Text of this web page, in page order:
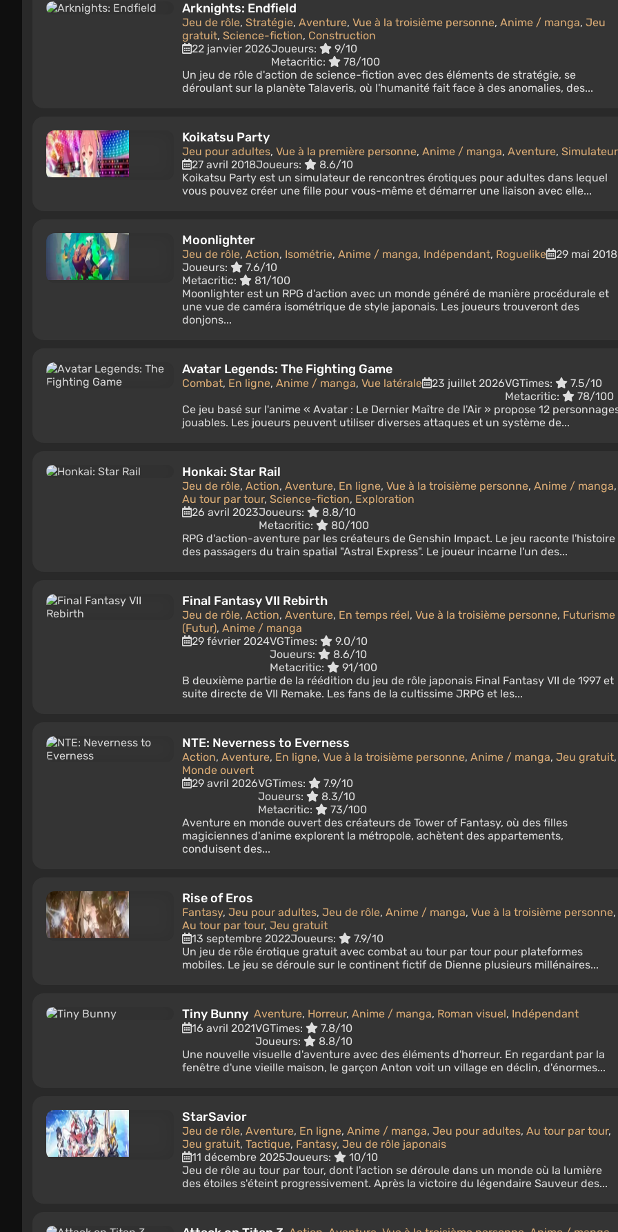
Arknights: Endfield
Jeu de rôle, Stratégie, Aventure, Vue à la troisième personne, Anime / manga, Jeu
gratuit, Science-fiction, Construction
22 janvier 2026Joueurs:
9/10
Metacritic:
78/100
Un jeu de rôle d'action de science-fiction avec des éléments de stratégie, se
déroulant sur la planète Talaveris, où l'humanité fait face à des anomalies, des...
Koikatsu Party
Jeu pour adultes, Vue à la première personne, Anime / manga, Aventure, Simulateur
27 avril 2018Joueurs:
8.6/10
Koikatsu Party est un simulateur de rencontres érotiques pour adultes dans lequel
vous pouvez créer une fille pour vous-même et démarrer une liaison avec elle...
Moonlighter
Jeu de rôle, Action, Isométrie, Anime / manga, Indépendant, Roguelike
29 mai 2018
Joueurs:
7.6/10
Metacritic:
81/100
Moonlighter est un RPG d'action avec un monde généré de manière procédurale et
une vue de caméra isométrique de style japonais. Les joueurs trouveront des
donjons...
Avatar Legends: The Fighting Game
Combat, En ligne, Anime / manga, Vue latérale 23 juillet 2026VGTimes:
7.5/10
Metacritic:
78/100
Ce jeu basé sur l'anime « Avatar : Le Dernier Maître de l'Air » propose 12
jouables. Les joueurs peuvent utiliser diverses attaques et un système de...
Honkai: Star Rail
Jeu de rôle, Action, Aventure, En ligne, Vue à la troisième personne, Anime / manga,
Au tour par tour, Science-fiction, Exploration
26 avril 2023Joueurs:
8.8/10
Metacritic:
80/100
RPG d'action-aventure par les créateurs de Genshin Impact. Le jeu raconte l'histoire
des passagers du train spatial "Astral Express". Le joueur incarne l'un des...
Final Fantasy VII Rebirth
Jeu de rôle, Action, Aventure, En temps réel, Vue à la troisième personne, Futurisme
(Futur), Anime / manga
29 février 2024VGTimes:
9.0/10
Joueurs:
8.6/10
Metacritic:
91/100
В deuxième partie de la réédition du jeu de rôle japonais Final Fantasy VII de 1997 et
suite directe de VII Remake. Les fans de la cultissime JRPG et les...
NTE: Neverness to Everness
Action, Aventure, En ligne, Vue à la troisième personne, Anime / manga, Jeu gratuit,
Monde ouvert
29 avril 2026VGTimes:
7.9/10
Joueurs:
8.3/10
Metacritic:
73/100
Aventure en monde ouvert des créateurs de Tower of Fantasy, où des filles
magiciennes d'anime explorent la métropole, achètent des appartements,
conduisent des...
Rise of Eros
Fantasy, Jeu pour adultes, Jeu de rôle, Anime / manga, Vue à la troisième personne,
Au tour par tour, Jeu gratuit
13 septembre 2022Joueurs:
7.9/10
Un jeu de rôle érotique gratuit avec combat au tour par tour pour plateformes
mobiles. Le jeu se déroule sur le continent fictif de Dienne plusieurs millénaires...
Tiny Bunny Aventure, Horreur, Anime / manga, Roman visuel, Indépendant
16 avril 2021VGTimes:
7.8/10
Joueurs:
8.8/10
Une nouvelle visuelle d'aventure avec des éléments d'horreur. En regardant par la
fenêtre d'une vieille maison, le garçon Anton voit un village en déclin, d'énormes...
StarSavior
Jeu de rôle, Aventure, En ligne, Anime / manga, Jeu pour adultes, Au tour par tour,
Jeu gratuit, Tactique, Fantasy, Jeu de rôle japonais
11 décembre 2025Joueurs:
10/10
Jeu de rôle au tour par tour, dont l'action se déroule dans un monde où la lumière
des étoiles s'éteint progressivement. Après la victoire du légendaire Sauveur des...